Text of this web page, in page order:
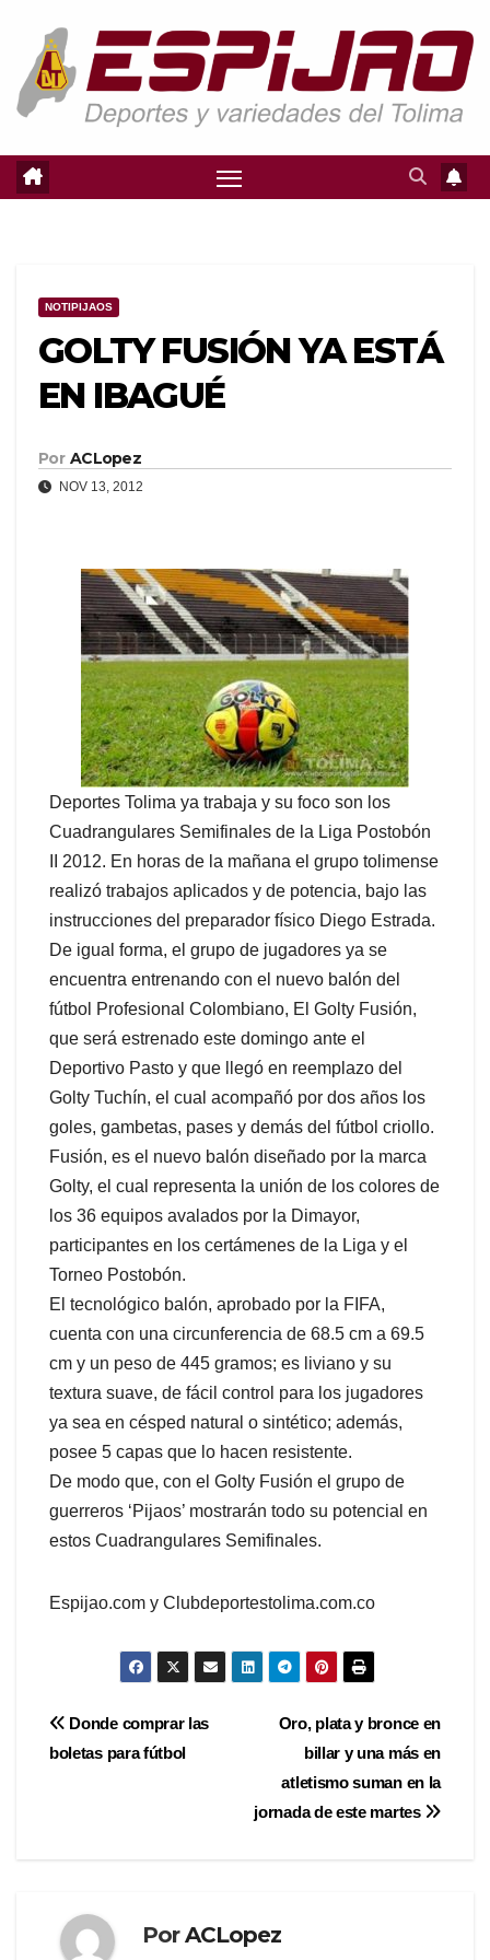
contenido
NOTIPIJAOS
GOLTY FUSIÓN YA ESTÁ
EN IBAGUÉ
Por ACLopez
NOV 13, 2012
Deportes Tolima ya trabaja y su foco son los
Cuadrangulares Semifinales de la Liga Postobón
II 2012. En horas de la mañana el grupo tolimense
realizó trabajos aplicados y de potencia, bajo las
instrucciones del preparador físico Diego Estrada.
De igual forma, el grupo de jugadores ya se
encuentra entrenando con el nuevo balón del
fútbol Profesional Colombiano, El Golty Fusión,
que será estrenado este domingo ante el
Deportivo Pasto y que llegó en reemplazo del
Golty Tuchín, el cual acompañó por dos años los
goles, gambetas, pases y demás del fútbol criollo.
Fusión, es el nuevo balón diseñado por la marca
Golty, el cual representa la unión de los colores de
los 36 equipos avalados por la Dimayor,
participantes en los certámenes de la Liga y el
Torneo Postobón.
El tecnológico balón, aprobado por la FIFA,
cuenta con una circunferencia de 68.5 cm a 69.5
cm y un peso de 445 gramos; es liviano y su
textura suave, de fácil control para los jugadores
ya sea en césped natural o sintético; además,
posee 5 capas que lo hacen resistente.
De modo que, con el Golty Fusión el grupo de
guerreros ‘Pijaos’ mostrarán todo su potencial en
estos Cuadrangulares Semifinales.
Espijao.com y Clubdeportestolima.com.co
Navegación
Oro, plata y bronce en
billar y una más en
atletismo suman en la
jornada de este martes
Donde comprar las
boletas para fútbol
PorACLopez